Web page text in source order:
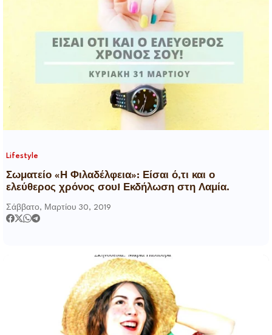
Lifestyle
Σωματείο «Η Φιλαδέλφεια»: Είσαι ό,τι και ο
ελεύθερος χρόνος σου! Εκδήλωση στη Λαμία.
Σάββατο, Μαρτίου 30, 2019